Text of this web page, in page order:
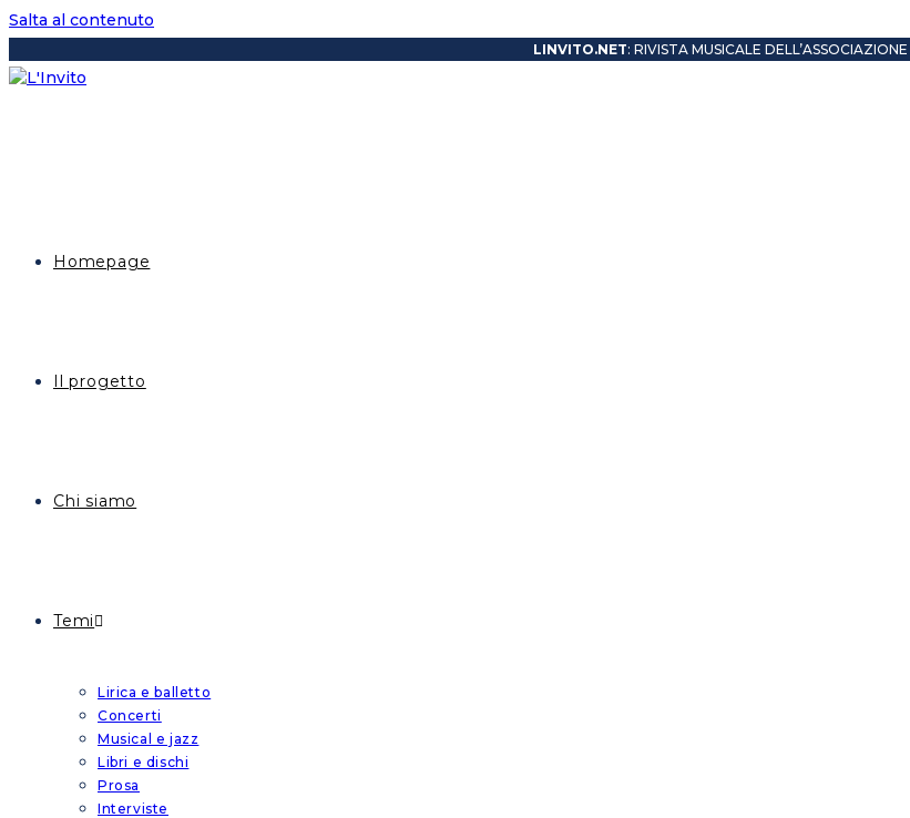
Salta al contenuto
LINVITO.NET: RIVISTA MUSICALE DELL’ASSOCIAZIONE
Homepage
Il progetto
Chi siamo
Temi
Lirica e balletto
Concerti
Musical e jazz
Libri e dischi
Prosa
Interviste